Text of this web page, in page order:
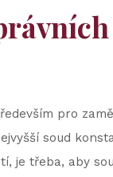
pro
soud
je třeba, aby